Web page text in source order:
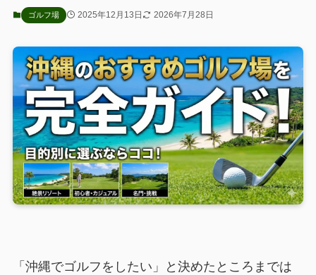
ゴルフ場 2025年12月13日 2026年7月28日
「沖縄でゴルフをしたい」と決めたところまでは